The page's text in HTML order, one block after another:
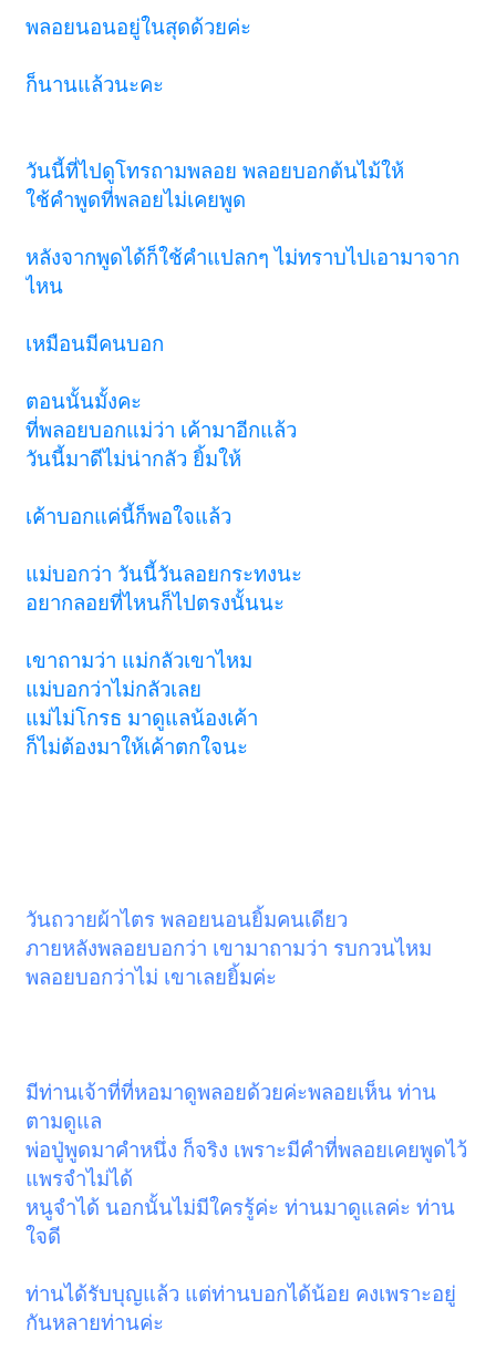
พลอยนอนอยู่ในสุดด้วยค่ะ
ก็นานแล้วนะคะ
วันนี้ที่ไปดูโทรถามพลอย พลอยบอกต้นไม้ให้
ใช้คำพูดที่พลอยไม่เคยพูด
หลังจากพูดได้ก็ใช้คำแปลกๆ ไม่ทราบไปเอามาจาก
ไหน
เหมือนมีคนบอก
ตอนนั้นมั้งคะ
ที่พลอยบอกแม่ว่า เค้ามาอีกแล้ว
วันนี้มาดีไม่น่ากลัว ยิ้มให้
เค้าบอกแค่นี้ก็พอใจแล้ว
แม่บอกว่า วันนี้วันลอยกระทงนะ
อยากลอยที่ไหนก็ไปตรงนั้นนะ
เขาถามว่า แม่กลัวเขาไหม
แม่บอกว่าไม่กลัวเลย
แม่ไม่โกรธ มาดูแลน้องเค้า
ก็ไม่ต้องมาให้เค้าตกใจนะ
วันถวายผ้าไตร พลอยนอนยิ้มคนเดียว
ภายหลังพลอยบอกว่า เขามาถามว่า รบกวนไหม
พลอยบอกว่าไม่ เขาเลยยิ้มค่ะ
มีท่านเจ้าที่ที่หอมาดูพลอยด้วยค่ะพลอยเห็น ท่าน
ตามดูแล
พ่อปู่พูดมาคำหนึ่ง ก็จริง เพราะมีคำที่พลอยเคยพูดไว้
แพรจำไม่ได้
หนูจำได้ นอกนั้นไม่มีใครรู้ค่ะ ท่านมาดูแลค่ะ ท่าน
ใจดี
ท่านได้รับบุญแล้ว แต่ท่านบอกได้น้อย คงเพราะอยู่
กันหลายท่านค่ะ